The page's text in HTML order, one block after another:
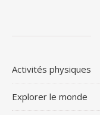
Activités physiques
Explorer le monde